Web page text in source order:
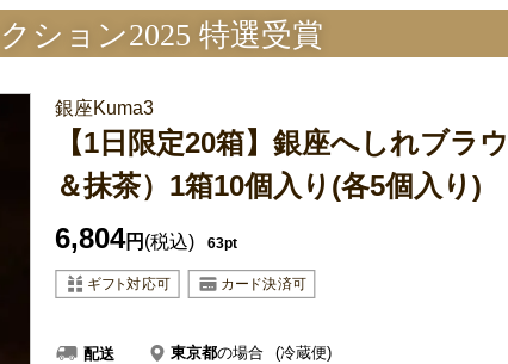
ション2025 特選受賞
銀座Kuma3
【1日限定20箱】銀座へしれブラ
＆抹茶）1箱10個入り(各5個入り)
6,804円 (税込) 63pt
配送 東京都の場合
(冷蔵便)